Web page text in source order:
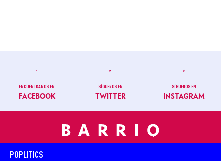
ENCUÉNTRANOS EN
FACEBOOK
SÍGUENOS EN
TWITTER
SÍGUENOS EN
INSTAGRAM
POPLITICS